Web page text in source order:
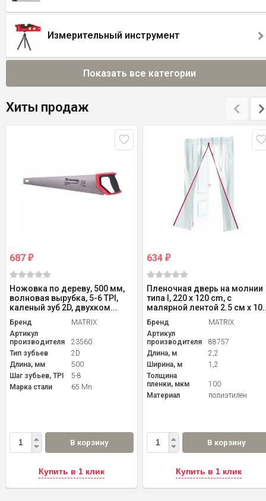
Измерительный инструмент
Показать все категории
Хиты продаж
687 ₽
Ножовка по дереву, 500 мм,
волновая вырубка, 5-6 TPI,
каленый зуб 2D, двухком...
Бренд
MATRIX
Артикул
производителя
23560
Тип зубьев
2D
Длина, мм
500
Шаг зубьев, TPI
5-8
Марка стали
65 Mn
В корзину
Купить в 1 клик
634 ₽
Пленочная дверь на молнии
типа I, 220 x 120 cm, с
малярной лентой 2.5 см х
Бренд
MATRIX
Артикул
производителя
88757
Длина, м
2,2
Ширина, м
1,2
Толщина
пленки, мкм
100
Материал
полиэтилен
В корзину
Купить в 1 клик